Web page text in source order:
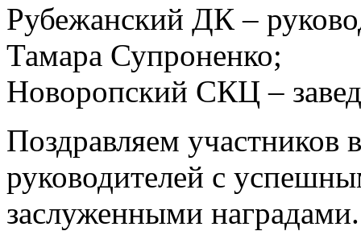
Рубежанский ДК –
Тамара Супроненко;
Новоропский СКЦ –
Поздравляем участников
руководителей с
заслуженными наградами.